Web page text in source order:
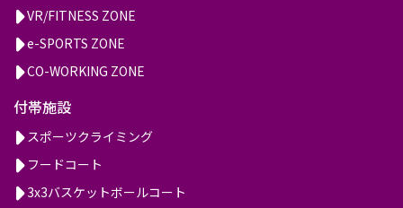
VR/FITNESS ZONE
e-SPORTS ZONE
CO-WORKING ZONE
付帯施設
スポーツクライミング
フードコート
3x3バスケットボールコート